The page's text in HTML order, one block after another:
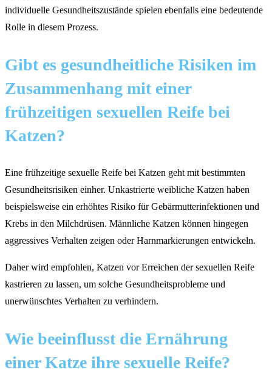
individuelle Gesundheitszustände spielen ebenfalls eine bedeutende
Rolle in diesem Prozess.
Gibt es gesundheitliche Risiken im
Zusammenhang mit einer
frühzeitigen sexuellen Reife bei
Katzen?
Eine frühzeitige sexuelle Reife bei Katzen geht mit bestimmten
Gesundheitsrisiken einher. Unkastrierte weibliche Katzen haben
beispielsweise ein erhöhtes Risiko für Gebärmutterinfektionen und
Krebs in den Milchdrüsen. Männliche Katzen können hingegen
aggressives Verhalten zeigen oder Harnmarkierungen entwickeln.
Daher wird empfohlen, Katzen vor Erreichen der sexuellen Reife
kastrieren zu lassen, um solche Gesundheitsprobleme und
unerwünschtes Verhalten zu verhindern.
Wie beeinflusst die Ernährung
einer Katze ihre sexuelle Reife?